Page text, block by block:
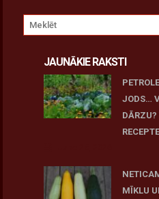
JAUNĀKIE RAKSTI
JODS…
MĪKLU